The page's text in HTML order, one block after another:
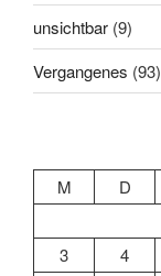
unsichtbar (9)
Vergangenes (93)
M
D
3
4